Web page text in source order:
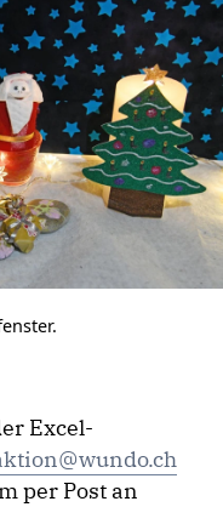
Excel-
per Post an